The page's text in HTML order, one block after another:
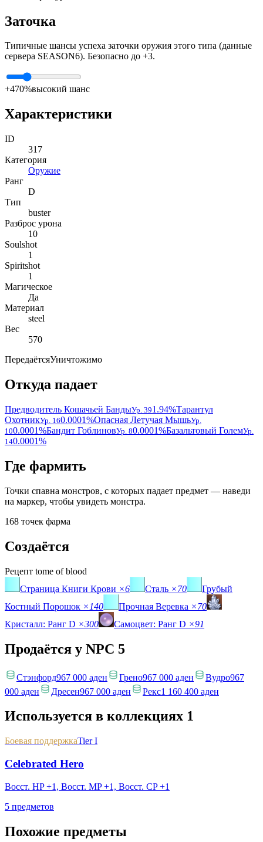
Заточка
Типичные шансы успеха заточки оружия этого типа (данные
сервера SEASON6). Безопасно до +3.
+470%высокий шанс
Характеристики
ID
317
Категория
Оружие
Ранг
D
Тип
buster
Разброс урона
10
Soulshot
1
Spiritshot
1
Магическое
Да
Материал
steel
Вес
570
ПередаётсяУничтожимо
Откуда падает
Предводитель Кошачьей БандыУр. 391.94%Тарантул
ОхотникУр. 160.0001%Опасная Летучая МышьУр.
100.0001%Бандит ГоблиновУр. 80.0001%Базальтовый ГолемУр.
140.0001%
Где фармить
Точки спавна монстров, с которых падает предмет — наведи
на маркер, чтобы увидеть монстра.
168 точек фарма
Создаётся
Рецепт tome of blood
Страница Книги Крови ×6 Сталь ×70
Грубый
Костный Порошок ×140 Прочная Веревка ×70
Кристалл: Ранг D ×300 Самоцвет: Ранг D ×91
Продаётся у NPC 5
Стэнфорд967 000 аден Грено967 000 аден Вудро967
000 аден
Дресен967 000 аден Рекс1 160 400 аден
Используется в коллекциях 1
Боевая поддержкаTier I
Celebrated Hero
Восст. HP +1, Восст. MP +1, Восст. CP +1
5 предметов
Похожие предметы